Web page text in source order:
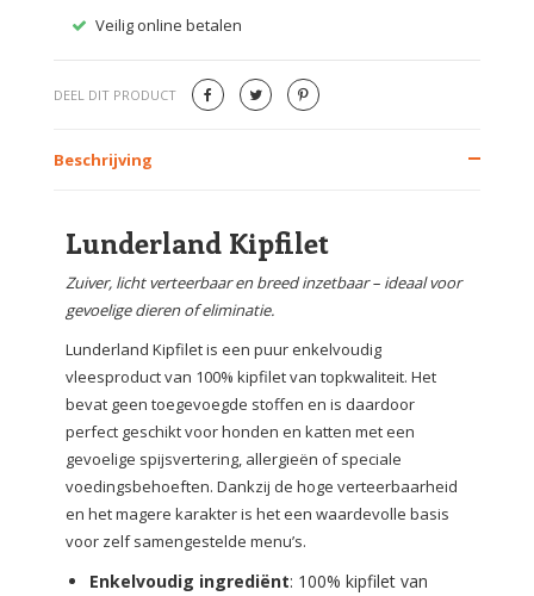
Veilig online betalen
DEEL DIT PRODUCT
Beschrijving
Lunderland Kipfilet
Zuiver, licht verteerbaar en breed inzetbaar – ideaal voor
gevoelige dieren of eliminatie.
Lunderland Kipfilet is een puur enkelvoudig
vleesproduct van 100% kipfilet van topkwaliteit. Het
bevat geen toegevoegde stoffen en is daardoor
perfect geschikt voor honden en katten met een
gevoelige spijsvertering, allergieën of speciale
voedingsbehoeften. Dankzij de hoge verteerbaarheid
en het magere karakter is het een waardevolle basis
voor zelf samengestelde menu’s.
Enkelvoudig ingrediënt: 100% kipfilet van